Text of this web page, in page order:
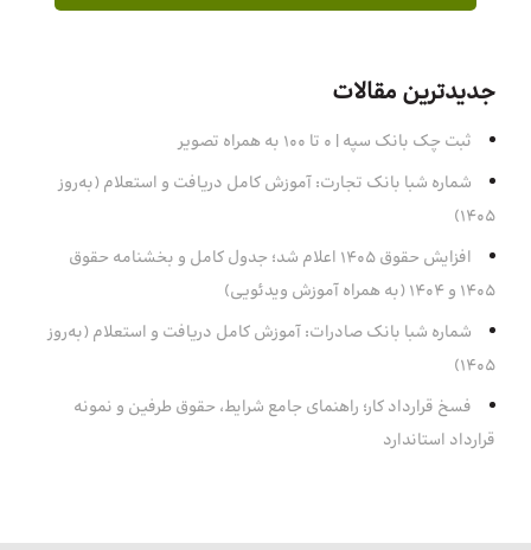
جدیدترین مقالات
ثبت چک بانک سپه | ۰ تا ۱۰۰ به همراه تصویر
شماره شبا بانک تجارت: آموزش کامل دریافت و استعلام (به‌روز
۱۴۰۵)
افزایش حقوق 1405 اعلام شد؛ جدول کامل و بخشنامه حقوق
1405 و 1404 (به همراه آموزش ویدئویی)
شماره شبا بانک صادرات: آموزش کامل دریافت و استعلام (به‌روز
۱۴۰۵)
فسخ قرارداد کار؛ راهنمای جامع شرایط، حقوق طرفین و نمونه
قرارداد استاندارد